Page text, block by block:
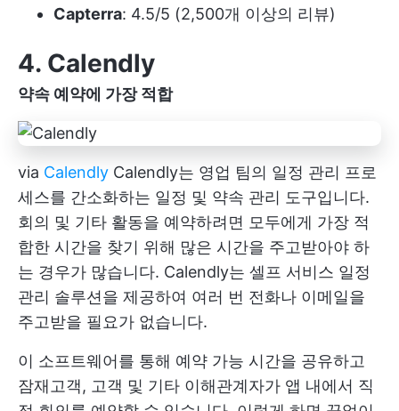
Capterra: 4.5/5 (2,500개 이상의 리뷰)
4. Calendly
약속 예약에 가장 적합
via Calendly Calendly는 영업 팀의 일정 관리 프로
세스를 간소화하는 일정 및 약속 관리 도구입니다.
회의 및 기타 활동을 예약하려면 모두에게 가장 적
합한 시간을 찾기 위해 많은 시간을 주고받아야 하
는 경우가 많습니다. Calendly는 셀프 서비스 일정
관리 솔루션을 제공하여 여러 번 전화나 이메일을
주고받을 필요가 없습니다.
이 소프트웨어를 통해 예약 가능 시간을 공유하고
잠재고객, 고객 및 기타 이해관계자가 앱 내에서 직